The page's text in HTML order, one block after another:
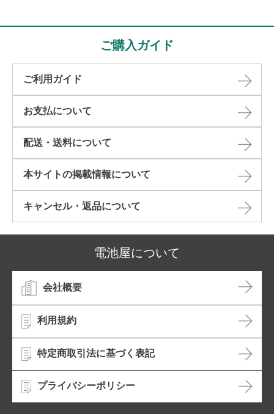
ご購入ガイド
ご利用ガイド
お支払について
配送・送料について
本サイトの掲載情報について​
キャンセル・返品について​
電池屋について
会社概要
利用規約
特定商取引法に基づく表記
プライバシーポリシー